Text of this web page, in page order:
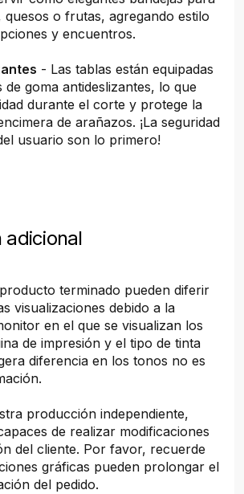
o frutas, agregando estilo
y encuentros.
- Las tablas están equipadas
de goma antideslizantes, lo que
durante el corte y protege la
de arañazos. ¡La seguridad
usuario son lo primero!
adicional
terminado pueden diferir
visualizaciones debido a la
en el que se visualizan los
de impresión y el tipo de tinta
diferencia en los tonos no es
producción independiente,
de realizar modificaciones
del cliente. Por favor, recuerde
gráficas pueden prolongar el
del pedido.